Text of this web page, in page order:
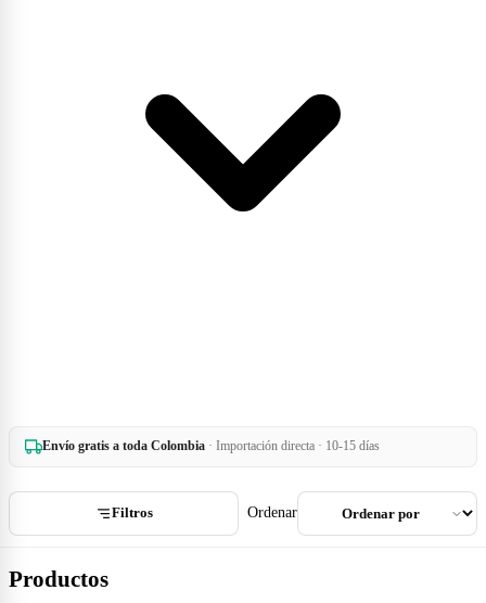
Envío gratis a toda Colombia · Importación directa · 10-15 días
Filtros Ordenar
Productos